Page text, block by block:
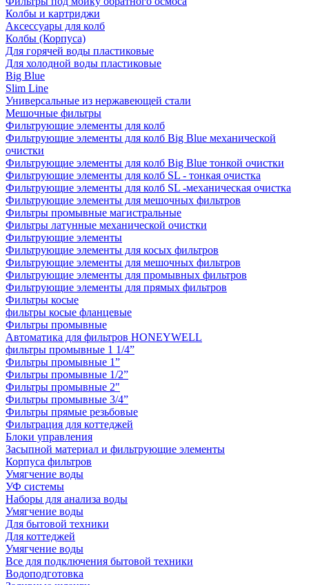
Колбы и картриджи
Аксессуары для колб
Колбы (Корпуса)
Для горячей воды пластиковые
Для холодной воды пластиковые
Big Blue
Slim Line
Универсальные из нержавеющей стали
Мешочные фильтры
Фильтрующие элементы для колб
Фильтрующие элементы для колб Big Blue механической
очистки
Фильтрующие элементы для колб Big Blue тонкой очистки
Фильтрующие элементы для колб SL - тонкая очистка
Фильтрующие элементы для колб SL -механическая очистка
Фильтрующие элементы для мешочных фильтров
Фильтры промывные магистральные
Фильтры латунные механической очистки
Фильтрующие элементы
Фильтрующие элементы для косых фильтров
Фильтрующие элементы для мешочных фильтров
Фильтрующие элементы для промывных фильтров
Фильтрующие элементы для прямых фильтров
Фильтры косые
фильтры косые фланцевые
Фильтры промывные
Автоматика для фильтров HONEYWELL
фильтры промывные 1 1/4”
Фильтры промывные 1”
Фильтры промывные 1/2”
Фильтры промывные 2"
Фильтры промывные 3/4”
Фильтры прямые резьбовые
Фильтрация для коттеджей
Блоки управления
Засыпной материал и фильтрующие элементы
Корпуса фильтров
Умягчение воды
УФ системы
Наборы для анализа воды
Умягчение воды
Для бытовой техники
Для коттеджей
Умягчение воды
Все для подключения бытовой техники
Водоподготовка